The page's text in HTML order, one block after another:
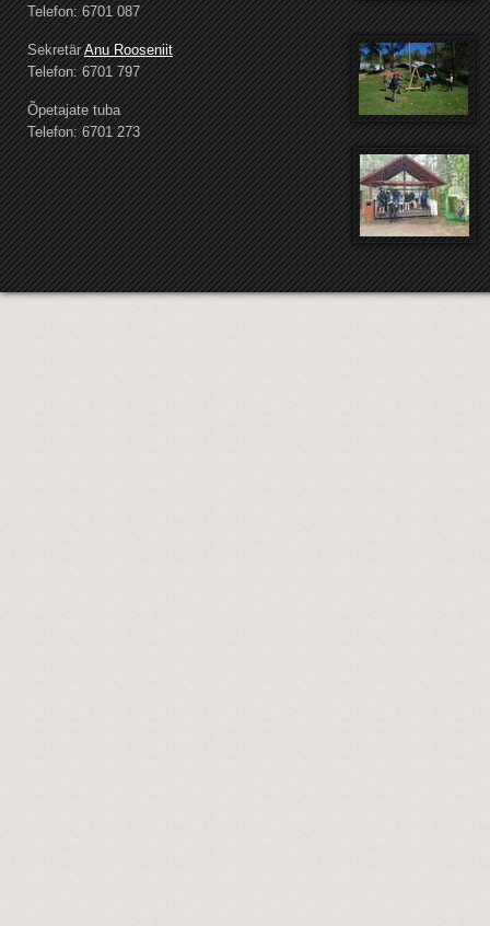
Telefon: 6701 087
SekretärAnu Rooseniit
Telefon: 6701 797
Õpetajate tuba
Telefon: 6701 273